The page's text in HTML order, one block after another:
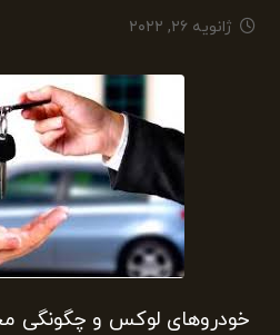
ژانویه ۲۶, ۲۰۲۲
خودروهای لوکس و چگونگی